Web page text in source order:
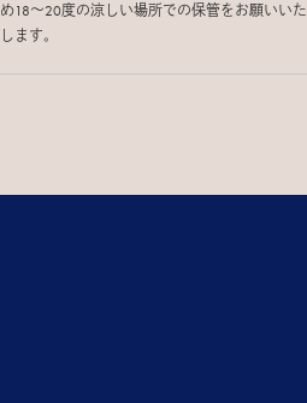
め18〜20度の涼しい場所での保管をお願いいた
します。